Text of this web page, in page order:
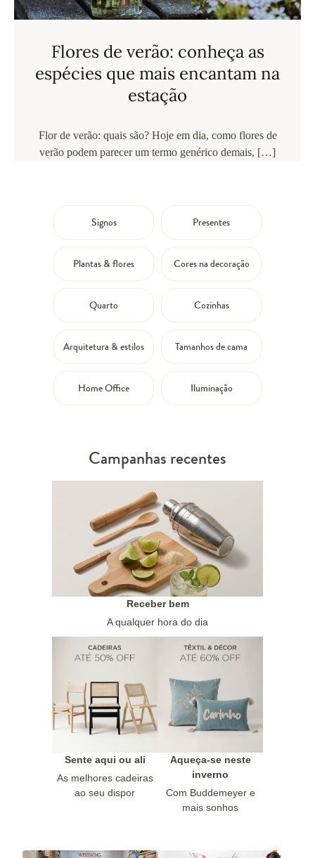
Flores de verão: conheça as
espécies que mais encantam na
estação
Flor de verão: quais são? Hoje em dia, como flores de
verão podem parecer um termo genérico demais, […]
Signos Presentes
Plantas & flores Cores na decoração
Quarto Cozinhas
Arquitetura & estilos Tamanhos de cama
Home Office Iluminação
Campanhas recentes
Receber bem
A qualquer hora do dia
Sente aqui ou ali
As melhores cadeiras
ao seu dispor
Aqueça-se neste
inverno
Com Buddemeyer e
mais sonhos